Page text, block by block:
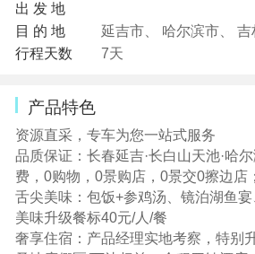
出 发 地
目 的 地
延吉市、 哈尔滨市、
行程天数
7天
产品特色
资源直采，专车为您一站式服务
品质保证：长春延吉·长白山天池·哈
费，0购物，0景购店，0景交0擦边店；
舌尖美味：包饭+参鸡汤、镜泊湖鱼宴
美味升级餐标40元/人/餐
奢享住宿：产品经理实地考察，特别